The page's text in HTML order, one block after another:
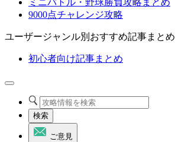
ミニバトル・野球勝負攻略まとめ
9000点チャレンジ攻略
ユーザージャンル別おすすめ記事まとめ
初心者向け記事まとめ
検索
ご意見